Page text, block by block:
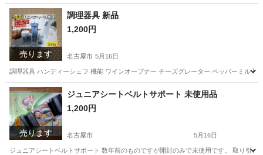
愛知 名古屋市 その他 おむつ
売ります
調理器具 新品
1,200円
名古屋市 5月16日
調理器具 ハンディーシェフ 機能 ワインオープナー チーズグレーター ペッパーミル
愛知 名古屋市 ペッパーミル
売ります
ジュニアシートベルトサポート 未使用品
1,200円
名古屋市 5月16日
ジュニアシートベルトサポート 数年前のものですが開封のみで未使用です。 取り引